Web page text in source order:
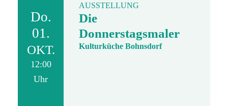
Do.
01.
OKT.
12:00
Uhr
AUSSTELLUNG
Die
Donnerstagsmaler
Kulturküche Bohnsdorf